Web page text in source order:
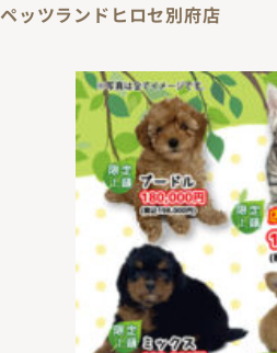
ペッツランドヒロセ別府店